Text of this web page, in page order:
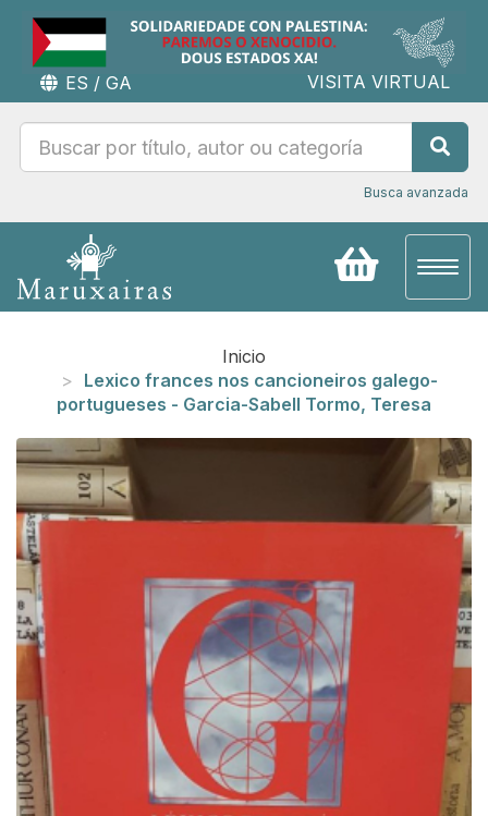
ES / GA VISITA VIRTUAL
Busca avanzada
Inicio
Lexico frances nos cancioneiros galego-
portugueses - Garcia-Sabell Tormo, Teresa